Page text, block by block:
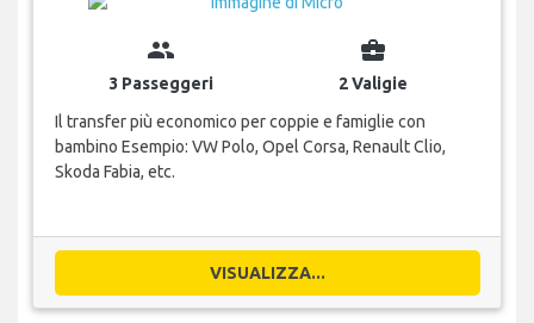
group
3 Passeggeri
business_center
2 Valigie
Il transfer più economico per coppie e famiglie con
bambino Esempio: VW Polo, Opel Corsa, Renault Clio,
Skoda Fabia, etc.
VISUALIZZA...